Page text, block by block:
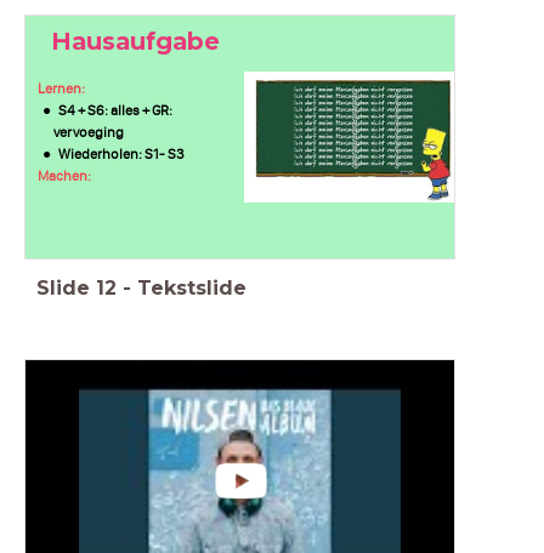
Hausaufgabe
Lernen:
S4 + S6: alles + GR:
vervoeging
Wiederholen: S1- S3
Machen:
Slide 12 - Tekstslide